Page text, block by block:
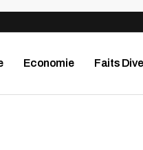
Economie Faits